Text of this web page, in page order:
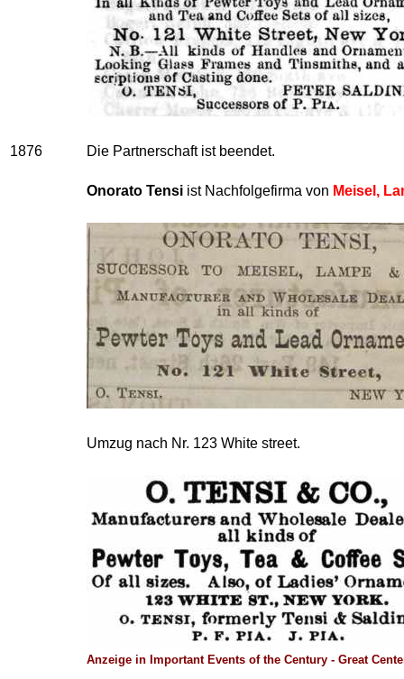
1876 Die Partnerschaft ist beendet.
Onorato Tensi ist Nachfolgefirma von Meisel,
Umzug nach Nr. 123 White street.
Anzeige in Important Events of the Century - Great